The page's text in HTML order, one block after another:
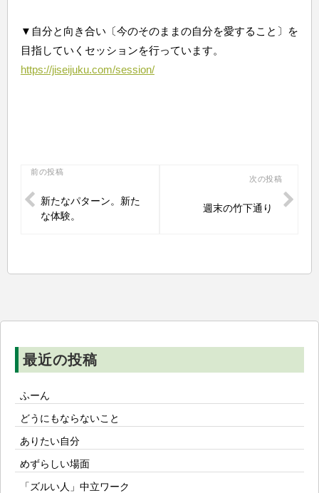
▼自分と向き合い〔今のそのままの自分を愛すること〕を
目指していくセッションを行っています。
https://jiseijuku.com/session/
投
稿
ー
前の投稿
新たなパターン。新た
な体験。
次の投稿
週末の竹下通り
最近の投稿
ふーん
どうにもならないこと
ありたい自分
めずらしい場面
「ズルい人」中立ワーク